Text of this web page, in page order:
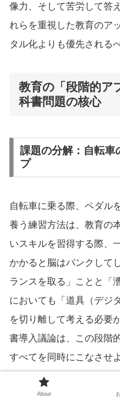
像力、そして苦労して答
れらを重視した教育のア
タル化よりも優先される
教育の「段階的ア
科書問題の核心
課題の分解：自転車
プ
自転車に乗る際、ペダル
養う練習方法は、教育の
いスキルを習得する際、
かかると脳はパンクして
ランスを取る」ことと「
においても「道具（デジ
を切り離して考える必要
書導入議論は、この段階
すべてを同時にこなさせ
く危険性があります。
About